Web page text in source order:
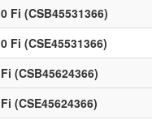
Fi (CSB45531366)
Fi (CSE45531366)
(CSB45624366)
(CSE45624366)